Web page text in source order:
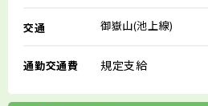
交通 御嶽山(池上線)
通勤交通費 規定支給